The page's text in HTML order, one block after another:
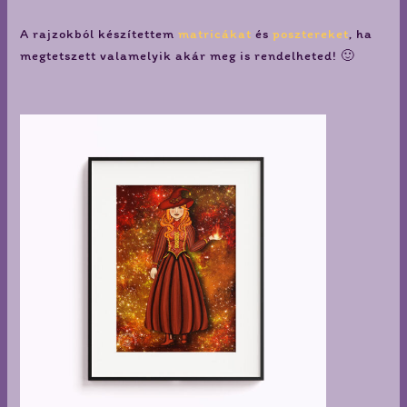
A rajzokból készítettemmatricákat ésposztereket, ha
megtetszett valamelyik akár meg is rendelheted! 🙂